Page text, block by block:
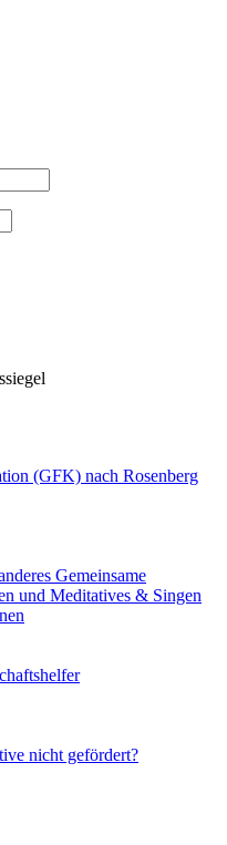
(GFK) nach Rosenberg
Gemeinsame
und Meditatives & Singen
nicht gefördert?